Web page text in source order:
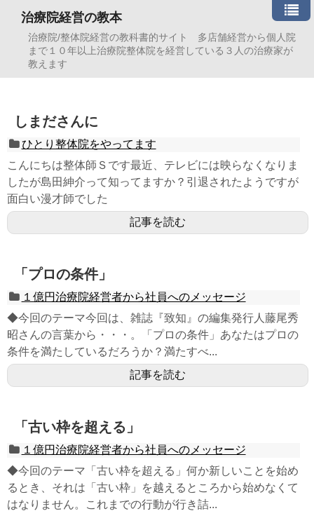
治療院経営の教本
治療院/整体院経営の教科書的サイト 多店舗経営から個人院
まで１０年以上治療院整体院を経営している３人の治療家が
教えます
しまださんに
ひとり整体院をやってます
こんにちは整体師Ｓです最近、テレビには映らなくなりま
したが島田紳介って知ってますか？引退されたようですが
面白い漫才師でした
記事を読む
「プロの条件」
１億円治療院経営者から社員へのメッセージ
◆今回のテーマ今回は、雑誌『致知』の編集発行人藤尾秀
昭さんの言葉から・・・。「プロの条件」あなたはプロの
条件を満たしているだろうか？満たすべ...
記事を読む
「古い枠を超える」
１億円治療院経営者から社員へのメッセージ
◆今回のテーマ「古い枠を超える」何か新しいことを始め
るとき、それは「古い枠」を越えるところから始めなくて
はなりません。これまでの行動が行き詰...